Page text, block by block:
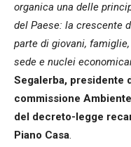
organica una delle
del Paese: la crescente
parte di giovani,
sede e nuclei
Segalerba, presidente
commissione
del decreto-legge
Piano Casa.